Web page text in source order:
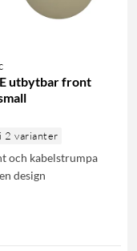
utbytbar front
2 varianter
och kabelstrumpa
design